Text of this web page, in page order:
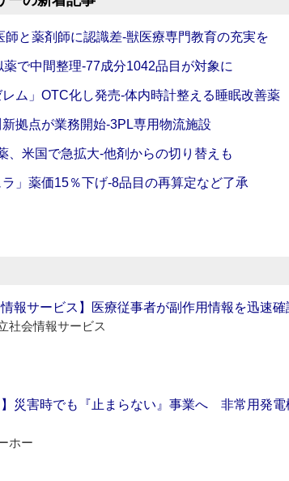
師と薬剤師に認識差‐獣医療専門教育の充実を
薬で中間整理‐77成分1042品目が対象に
レム」OTC化し発売‐体内時計整える睡眠改善薬
拠点が業務開始‐3PL専用物流施設
、米国で急拡大‐他剤からの切り替えも
」薬価15％下げ‐8品目の再算定など了承
情報サービス】医療従事者が副作用情報を迅速確
社会情報サービス
】災害時でも『止まらない』事業へ 非常用発
ホー